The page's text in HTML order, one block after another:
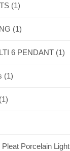
(1)
(1)
6 PENDANT (1)
(1)
(1)
Porcelain Light